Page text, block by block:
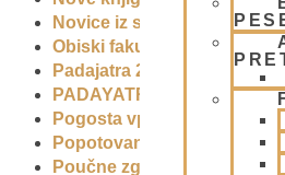
Novice iz skupnosti
(1)
Obiski fakultete – šole
Padajatra 2008
PADAYATRA
Pogosta vprašanja
Popotovanja
Poučne zgodbe in nauki
(8)